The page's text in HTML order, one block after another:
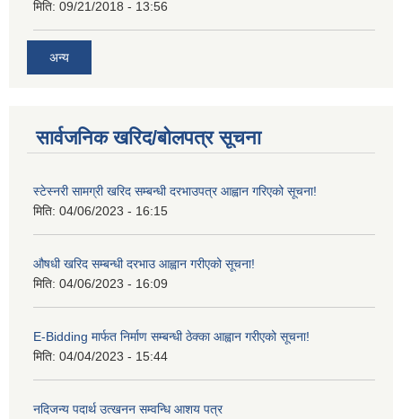
मिति: 09/21/2018 - 13:56
अन्य
सार्वजनिक खरिद/बोलपत्र सूचना
स्टेस्नरी सामग्री खरिद सम्बन्धी दरभाउपत्र आह्वान गरिएको सूचना!
मिति: 04/06/2023 - 16:15
औषधी खरिद सम्बन्धी दरभाउ आह्वान गरीएको सूचना!
मिति: 04/06/2023 - 16:09
E-Bidding मार्फत निर्माण सम्बन्धी ठेक्का आह्वान गरीएको सूचना!
मिति: 04/04/2023 - 15:44
नदिजन्य पदार्थ उत्खनन सम्वन्धि आशय पत्र